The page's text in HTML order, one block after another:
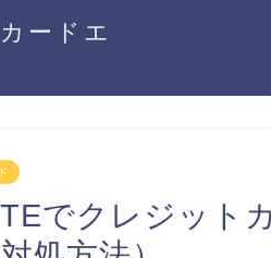
ードエ
でクレジット